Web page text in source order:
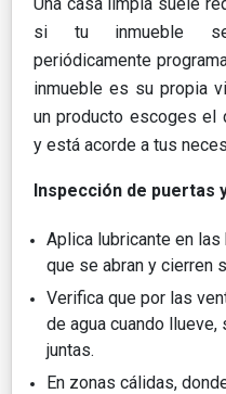
si tu inmueble se
periódicamente
inmueble es su propia
un producto escoges el
y está acorde a tus
Inspección de puertas
Aplica lubricante en
que se abran y cierren
Verifica que por las
de agua cuando
juntas.
En zonas cálidas,